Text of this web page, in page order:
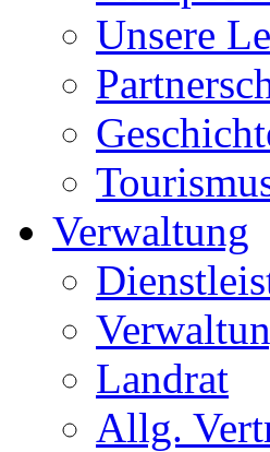
Unsere
Verwaltung
Landrat
Allg.